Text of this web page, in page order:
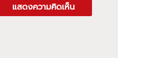
แสดงความคิดเห็น